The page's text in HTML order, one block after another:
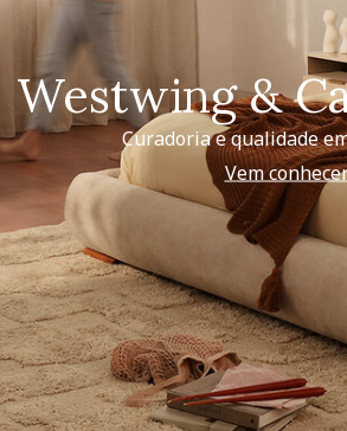
Westwing &
Curadoria e qualidade
Vem